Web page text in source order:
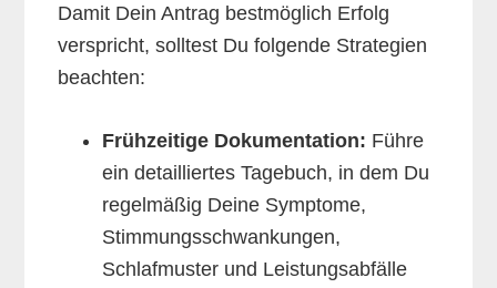
Damit Dein Antrag bestmöglich Erfolg
verspricht, solltest Du folgende Strategien
beachten:
Frühzeitige Dokumentation: Führe
ein detailliertes Tagebuch, in dem Du
regelmäßig Deine Symptome,
Stimmungsschwankungen,
Schlafmuster und Leistungsabfälle